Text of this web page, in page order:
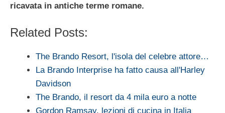
ricavata in antiche terme romane.
Related Posts:
The Brando Resort, l'isola del celebre attore…
La Brando Interprise ha fatto causa all'Harley
Davidson
The Brando, il resort da 4 mila euro a notte
Gordon Ramsay, lezioni di cucina in Italia